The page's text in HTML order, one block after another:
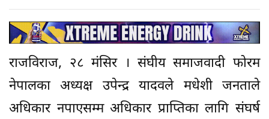
राजविराज, २८ मंसिर । संघीय समाजवादी फोरम
नेपालका अध्यक्ष उपेन्द्र यादवले मधेशी जनताले
अधिकार नपाएसम्म अधिकार प्राप्तिका लागि संघर्ष